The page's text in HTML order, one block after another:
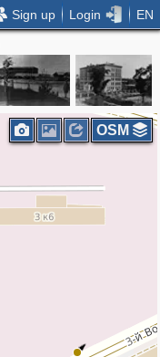
Sign up Login EN
OSM